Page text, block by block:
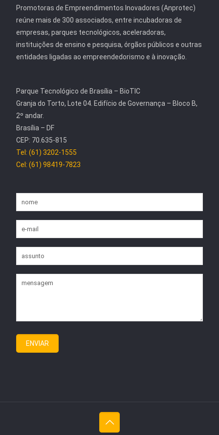
Promotoras de Empreendimentos Inovadores (Anprotec)
reúne mais de 300 associados, entre incubadoras de
empresas, parques tecnológicos, aceleradoras,
instituições de ensino e pesquisa, órgãos públicos e outras
entidades ligadas ao empreendedorismo e à inovação.
Parque Tecnológico de Brasília – BioTIC
Granja do Torto, Lote 04. Edifício de Governança – Bloco B,
2º andar.
Brasília – DF
CEP: 70.635-815
Tel: (61) 3202-1555
Cel: (61) 98419-7823